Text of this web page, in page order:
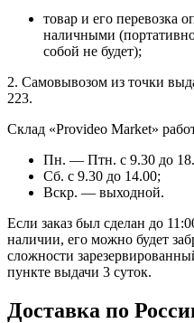
товар и его перевозка
наличными
собой не будет);
2. Самовывозом из точки
223.
Склад «Provideo Market»
Пн. — Птн. с 9.30 до
Сб. с 9.30 до 14.00;
Вскр. — выходной.
Если заказ был сделан до
наличии, его можно будет
сложности
пункте выдачи 3 суток.
Доставка по